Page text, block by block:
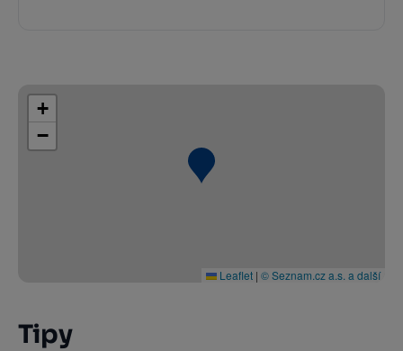
+
−
Leaflet | © Seznam.cz a.s. a další
Tipy